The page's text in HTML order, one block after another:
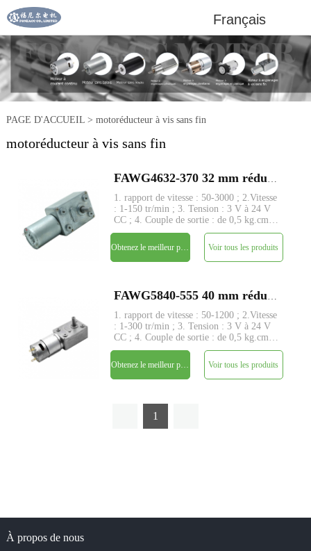
Français
PAGE D'ACCUEIL> motoréducteur à vis sans fin
motoréducteur à vis sans fin
1. rapport de vitesse : 50-3000 ; 2.Vitesse
: 1-150 tr/min ; 3. Tension : 3 V à 24 V
CC ; 4. Couple de sortie : de 0,5 kg.cm à
45 kg.cm ; 5. Structure d'engrenage à vis
sans fin avec arbre de transmission à
angle droit ; 6. Grand couple et faible bru
Voir tous les produits
1. rapport de vitesse : 50-1200 ; 2.Vitesse
: 1-300 tr/min ; 3. Tension : 3 V à 24 V
CC ; 4. Couple de sortie : de 0,5 kg.cm à
90 kg.cm ; 5. Structure d'engrenage à vis
sans fin avec arbre de transmission à
angle droit ; 6. Grand couple et faible bru
Voir tous les produits
1
À propos de nous